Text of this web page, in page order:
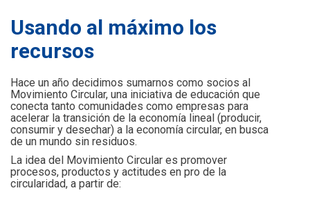
Usando al máximo los
recursos
Hace un año decidimos sumarnos como socios al
Movimiento Circular, una iniciativa de educación que
conecta tanto comunidades como empresas para
acelerar la transición de la economía lineal (producir,
consumir y desechar) a la economía circular, en busca
de un mundo sin residuos.
La idea del Movimiento Circular es promover
procesos, productos y actitudes en pro de la
circularidad, a partir de: